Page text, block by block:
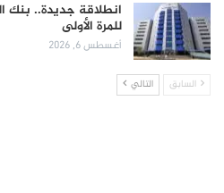
انطلاقة جديدة.. بنك
للمرة الأولى
أغسطس 6, 2026
السابق التالي